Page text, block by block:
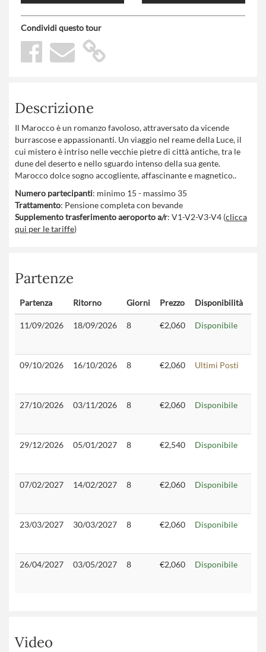
Condividi questo tour
Descrizione
Il Marocco è un romanzo favoloso, attraversato da vicende
burrascose e appassionanti. Un viaggio nel reame della Luce, il
cui mistero è intriso nelle vecchie pietre di città antiche, tra le
dune del deserto e nello sguardo intenso della sua gente.
Marocco dolce sogno accogliente, affascinante e magnetico..
Numero partecipanti: minimo 15 - massimo 35
Trattamento: Pensione completa con bevande
Supplemento trasferimento aeroporto a/r: V1-V2-V3-V4 (clicca
qui per le tariffe)
Partenze
Partenza Ritorno Giorni Prezzo Disponibilità
11/09/2026 18/09/2026 8 €2,060 Disponibile
09/10/2026 16/10/2026 8 €2,060 Ultimi Posti
27/10/2026 03/11/2026 8 €2,060 Disponibile
29/12/2026 05/01/2027 8 €2,540 Disponibile
07/02/2027 14/02/2027 8 €2,060 Disponibile
23/03/2027 30/03/2027 8 €2,060 Disponibile
26/04/2027 03/05/2027 8 €2,060 Disponibile
Video